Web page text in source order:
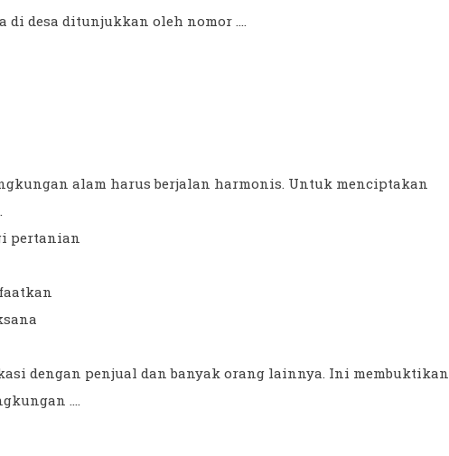
desa ditunjukkan oleh nomor ....
alam harus berjalan harmonis. Untuk menciptakan
pertanian
dengan penjual dan banyak orang lainnya. Ini membuktikan
....